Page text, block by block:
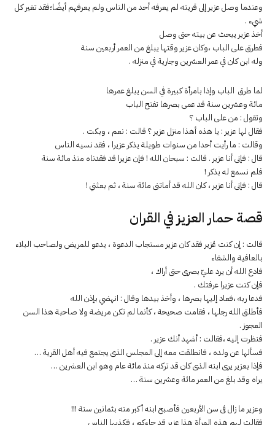
وعندما وصل عزير إلى قريته لم يعرفه أحد من الناس ولم يعرفهم أيضًا؛فقد تغير كل
شيء .
أخذ عزير يبحث عن بيته حتى وصل
فطرق على الباب ،وكان عزير وقتها يبلغ من العمر أربعين سنة
وله ابن كان في عمر العشرين وجارية في منزله .
لما طرق الباب وإذا بامرأة كبيرة في السن يبلغ عمرها
مائة وعشرين سنة قد عمى بصرها تفتح الباب
وتقول : من على الباب ؟
فقال لها عزير : يا هذه أهذا منزل عزير ؟ قالت : نعم ، وبكت .
وقالت : ما رأيت أحدا من سنوات طويلة يذكر عزيرا ، فقد نسيه الناس
قال : فإنى أنا عزير . قالت : سبحان الله ! فإن عزيرا قد فقدناه منذ مائة سنة
فلم نسمع له بذكر !
قال : فإنى أنا عزير ، كان الله قد أماتنى مائة سنة ، ثم بعثني !
قصة حمار العزيز في القران
قالت : إن كنت عُزير فقد كان عزير مستجاب الدعوة ، يدعو للمريض ولصاحب البلاء
بالعافية والشفاء
فادع الله أن يرد عليّ بصرى حتى أراك ،
فإن كنت عزيرا عرفتك .
فدعا ربه ،فعاد إليها بصرها ، وأخذ بيدها وقال : انهضي بإذن الله
فأطلق الله رجلها ، فقامت صحيحة ، كأنما لم تكن مريضة ولا صاحبة هذا السن
العجوز .
فنظرت إليه ،فقالت : أشهد أنك عزير .
فسألها عن ولده ، فانطلقت معه إلى المجلس الذى يجتمع فيه أهل القرية …
فإذا بعزير يرى ابنه الذى كان قد تركه منذ مائة عام وهو ابن العشرين …
يراه وقد بلغ من العمر مائة وعشرين سنة …
وعزير ما زال فى سن الأربعين فأصبح ابنه أكبر منه بثمانين سنة !!!
فقالت لهم هذه المرأة هذا عزير قد جاءكم ، فكذبها الناس